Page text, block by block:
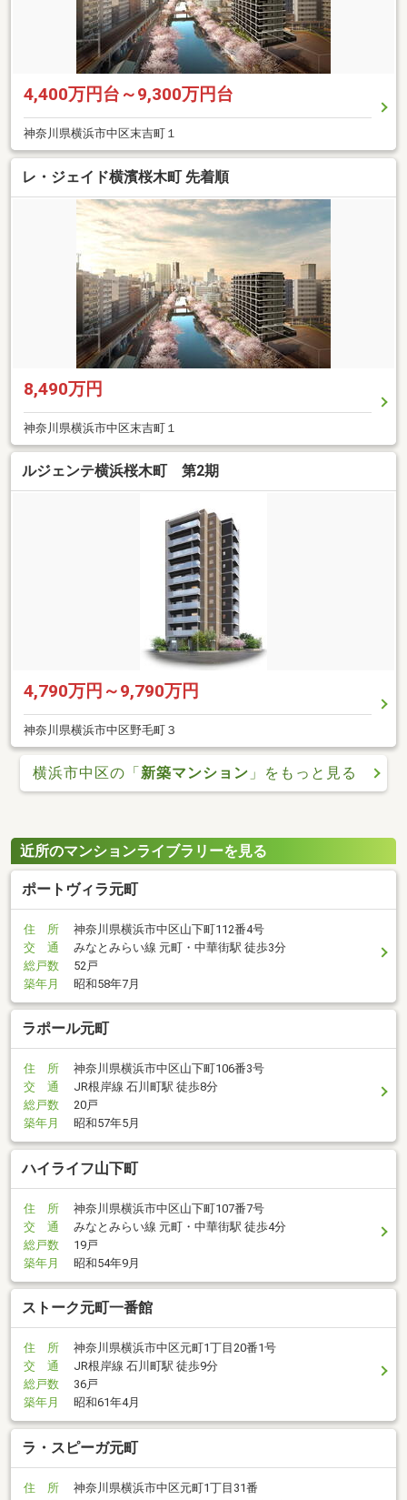
4,400万円台～9,300万円台
神奈川県横浜市中区末吉町１
レ・ジェイド横濱桜木町 先着順
8,490万円
神奈川県横浜市中区末吉町１
ルジェンテ横浜桜木町 第2期
4,790万円～9,790万円
神奈川県横浜市中区野毛町３
横浜市中区の「新築マンション 」をもっと見る
近所のマンションライブラリーを見る
ポートヴィラ元町
住 所
神奈川県横浜市中区山下町112番4号
交 通
みなとみらい線 元町・中華街駅 徒歩3分
総戸数
52戸
築年月
昭和58年7月
ラポール元町
住 所
神奈川県横浜市中区山下町106番3号
交 通
JR根岸線 石川町駅 徒歩8分
総戸数
20戸
築年月
昭和57年5月
ハイライフ山下町
住 所
神奈川県横浜市中区山下町107番7号
交 通
みなとみらい線 元町・中華街駅 徒歩4分
総戸数
19戸
築年月
昭和54年9月
ストーク元町一番館
住 所
神奈川県横浜市中区元町1丁目20番1号
交 通
JR根岸線 石川町駅 徒歩9分
総戸数
36戸
築年月
昭和61年4月
ラ・スピーガ元町
住 所
神奈川県横浜市中区元町1丁目31番